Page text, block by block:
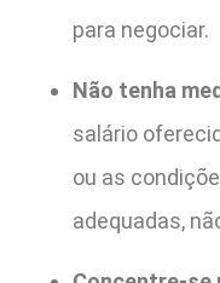
para negociar.
Não tenha
salário
ou as
adequadas,